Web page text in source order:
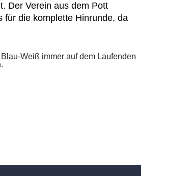
Der Verein aus dem Pott
die komplette Hinrunde, da